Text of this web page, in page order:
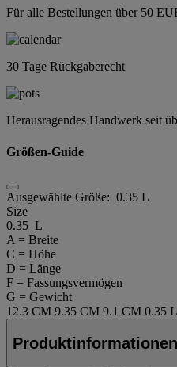
Für alle Bestellungen über 50
30 Tage Rückgaberecht
Herausragendes Handwerk seit
Größen-Guide
Ausgewählte Größe: 0.35 L
Size
0.35 L
A = Breite
C = Höhe
D = Länge
F = Fassungsvermögen
G = Gewicht
12.3 CM 9.35 CM 9.1 CM 0.35 L
Produktinformationen